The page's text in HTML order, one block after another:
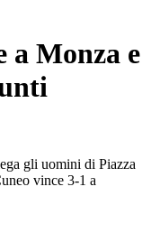
a Monza e
gli uomini di Piazza
vince 3-1 a